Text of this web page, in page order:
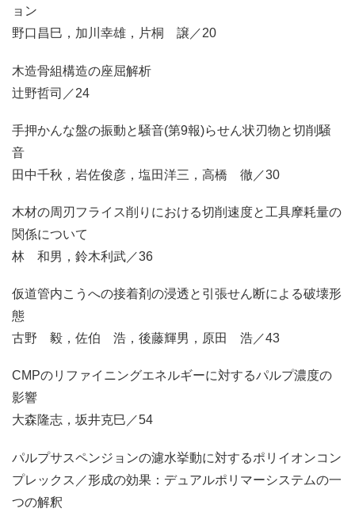
ョン
野口昌巳，加川幸雄，片桐 譲／20
木造骨組構造の座屈解析
辻野哲司／24
手押かんな盤の振動と騒音(第9報)らせん状刃物と切削騒
音
田中千秋，岩佐俊彦，塩田洋三，高橋 徹／30
木材の周刃フライス削りにおける切削速度と工具摩耗量の
関係について
林 和男，鈴木利武／36
仮道管内こうへの接着剤の浸透と引張せん断による破壊形
態
古野 毅，佐伯 浩，後藤輝男，原田 浩／43
CMPのリファイニングエネルギーに対するパルプ濃度の
影響
大森隆志，坂井克巳／54
パルプサスペンジョンの濾水挙動に対するポリイオンコン
プレックス／形成の効果：デュアルポリマーシステムの一
つの解釈